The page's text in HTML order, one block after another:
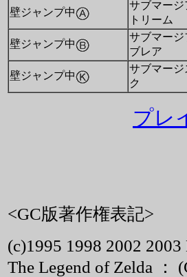
壁ジャンプ中
サブマージ
トリーム
壁ジャンプ中
サブマージ
ブレア
壁ジャンプ中
サブマージ
ク
プレ
<GC版著作権表記>
(c)1995 1998 2002
The Legend of Zelda ：